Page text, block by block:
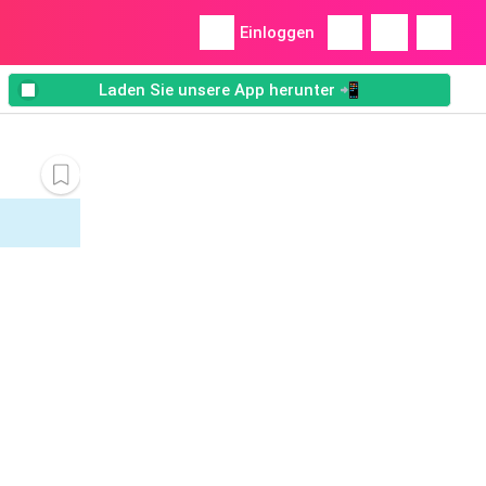
Einloggen
Laden Sie unsere App herunter 📲